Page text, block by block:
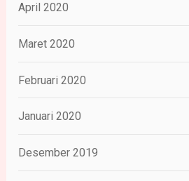
April 2020
Maret 2020
Februari 2020
Januari 2020
Desember 2019